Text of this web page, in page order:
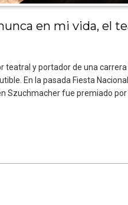
en mi vida, el
teatral y portador de una
En la pasada Fiesta
Szuchmacher fue premiado